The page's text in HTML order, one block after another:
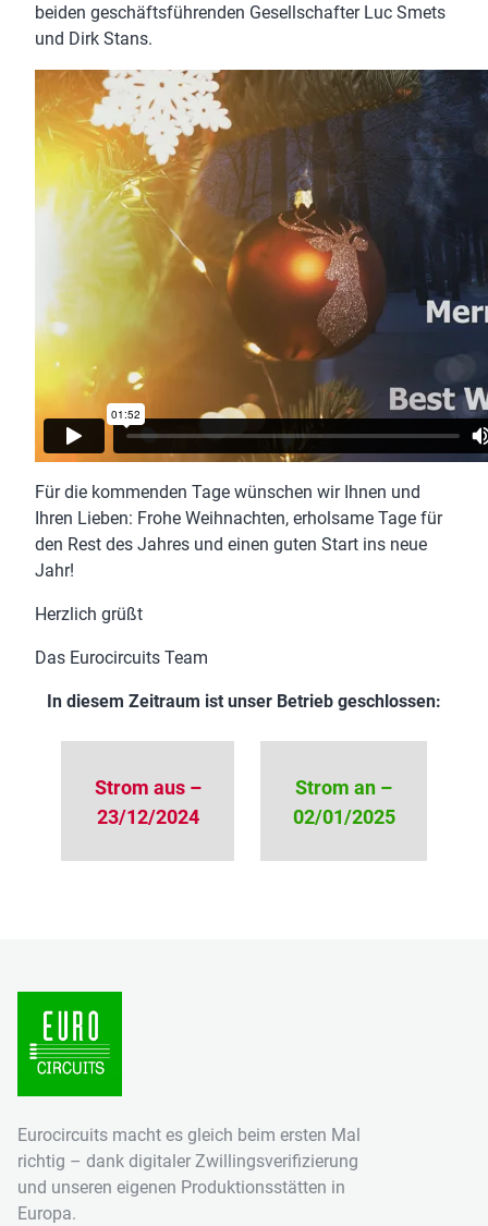
beiden geschäftsführenden Gesellschafter Luc Smets
und Dirk Stans.
Für die kommenden Tage wünschen wir Ihnen und
Ihren Lieben: Frohe Weihnachten, erholsame Tage für
den Rest des Jahres und einen guten Start ins neue
Jahr!
Herzlich grüßt
Das Eurocircuits Team
In diesem Zeitraum ist unser Betrieb geschlossen:
Strom aus –
23/12/2024
Strom an –
02/01/2025
Eurocircuits macht es gleich beim ersten Mal
richtig – dank digitaler Zwillingsverifizierung
und unseren eigenen Produktionsstätten in
Europa.